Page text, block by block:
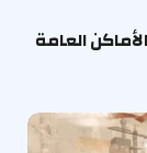
العامة